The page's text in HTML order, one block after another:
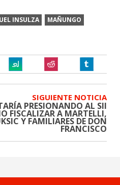
INSULZA
MAÑUNGO
SIGUIENTE NOTICIA
PRESIONANDO AL SII
FISCALIZAR A MARTELLI,
Y FAMILIARES DE DON
FRANCISCO